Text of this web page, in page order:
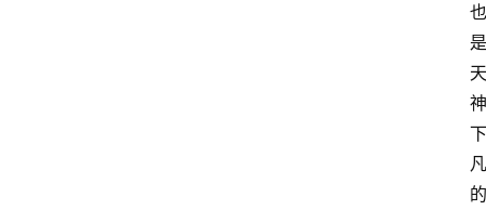
也
是
天
神
下
凡
的